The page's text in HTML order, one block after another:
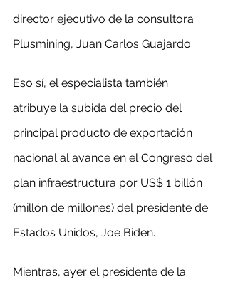
director ejecutivo de la consultora
Plusmining, Juan Carlos Guajardo.
Eso sí, el especialista también
atribuye la subida del precio del
principal producto de exportación
nacional al avance en el Congreso del
plan infraestructura por US$ 1 billón
(millón de millones) del presidente de
Estados Unidos, Joe Biden.
Mientras, ayer el presidente de la